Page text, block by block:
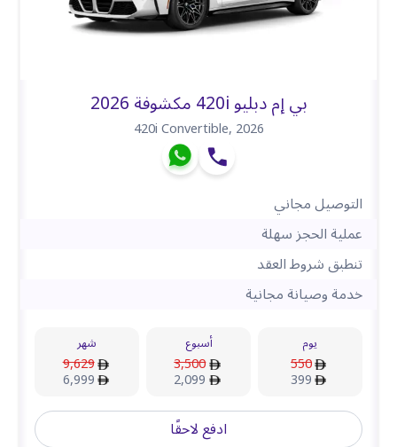
بي إم دبليو 420i مكشوفة 2026
420i Convertible,2026
التوصيل مجاني
عملية الحجز سهلة
تنطبق شروط العقد
خدمة وصيانة مجانية
يوم
550
399
أسبوع
3,500
2,099
شهر
9,629
6,999
ادفع لاحقًا